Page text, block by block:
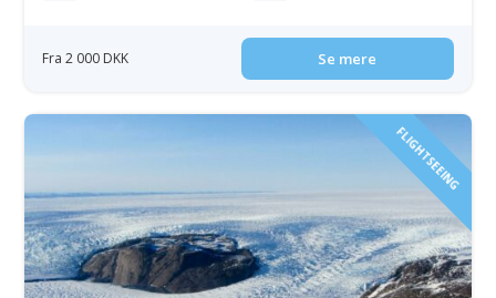
Fra 2 000 DKK Se mere
FLIGHTSEEING